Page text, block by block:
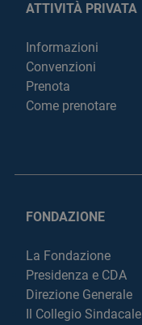
ATTIVITÀ PRIVATA
Informazioni
Convenzioni
Prenota
Come prenotare
FONDAZIONE
La Fondazione
Presidenza e CDA
Direzione Generale
Il Collegio Sindacale